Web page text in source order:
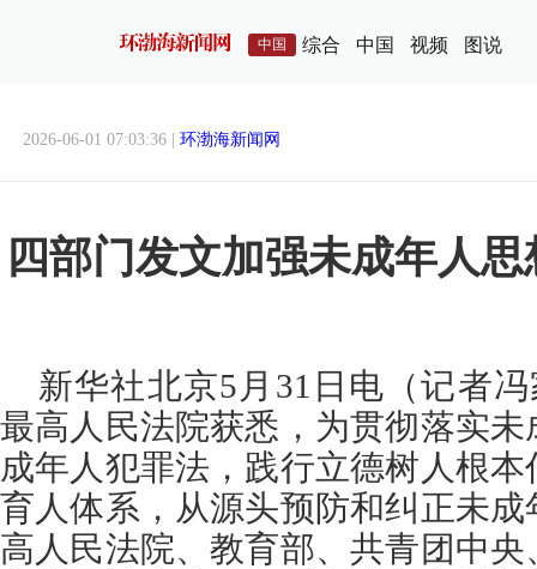
中国 综合 中国 视频 图说
2026-06-01 07:03:36 | 环渤海新闻网
四部门发文加强未成年人
新华社北京5月31日电（记者
最高人民法院获悉，为贯彻落实
成年人犯罪法，践行立德树人根
育人体系，从源头预防和纠正未
高人民法院、教育部、共青团中